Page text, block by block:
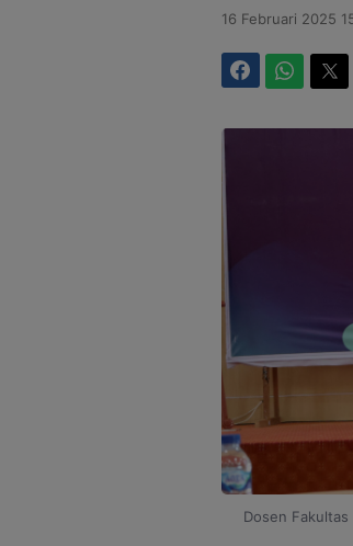
16 Februari 2025
Dosen Fakultas